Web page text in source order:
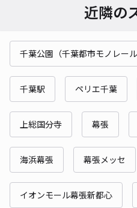
近隣の
千葉公園（千葉都市モノレール
千葉駅 ペリエ千葉
上総国分寺 幕張
海浜幕張 幕張メッセ
イオンモール幕張新都心